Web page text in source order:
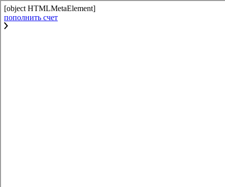
[object HTMLMetaElement]
пополнить счет